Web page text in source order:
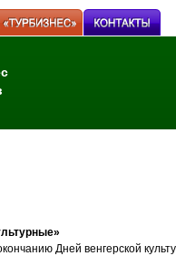
Дней венгерской